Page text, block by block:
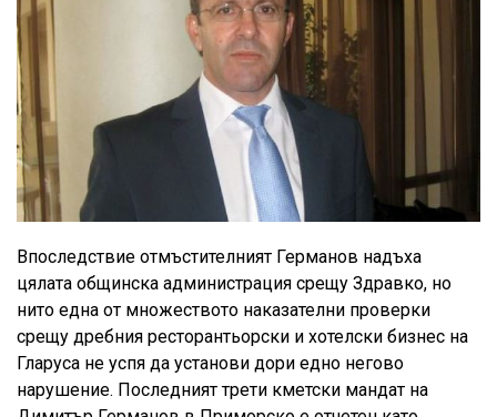
Впоследствие отмъстителният Германов надъха
цялата общинска администрация срещу Здравко, но
нито една от множеството наказателни проверки
срещу дребния ресторантьорски и хотелски бизнес на
Гларуса не успя да установи дори едно негово
нарушение. Последният трети кметски мандат на